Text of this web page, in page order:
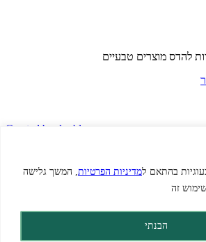
בהתאם למדיניות הפרטיות , המשך גלישה
זה
הבנתי
Created by dooble